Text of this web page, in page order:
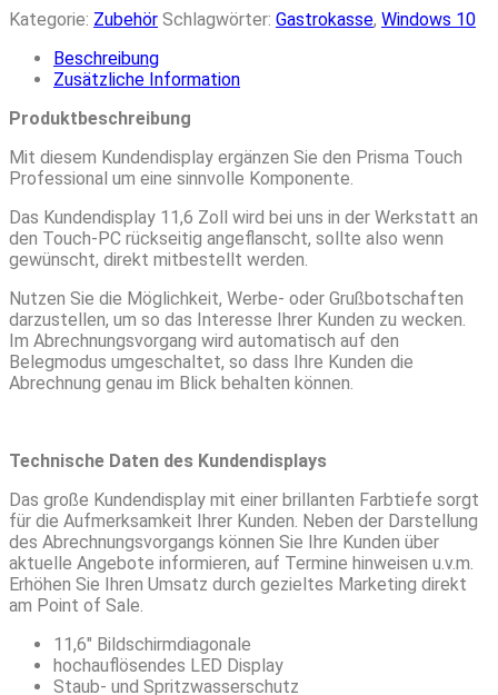
Kategorie: Zubehör Schlagwörter: Gastrokasse, Windows 10
Beschreibung
Zusätzliche Information
Produktbeschreibung
Mit diesem Kundendisplay ergänzen Sie den Prisma Touch
Professional um eine sinnvolle Komponente.
Das Kundendisplay 11,6 Zoll wird bei uns in der Werkstatt an
den Touch-PC rückseitig angeflanscht, sollte also wenn
gewünscht, direkt mitbestellt werden.
Nutzen Sie die Möglichkeit, Werbe- oder Grußbotschaften
darzustellen, um so das Interesse Ihrer Kunden zu wecken.
Im Abrechnungsvorgang wird automatisch auf den
Belegmodus umgeschaltet, so dass Ihre Kunden die
Abrechnung genau im Blick behalten können.
Technische Daten des Kundendisplays
Das große Kundendisplay mit einer brillanten Farbtiefe sorgt
für die Aufmerksamkeit Ihrer Kunden. Neben der Darstellung
des Abrechnungsvorgangs können Sie Ihre Kunden über
aktuelle Angebote informieren, auf Termine hinweisen u.v.m.
Erhöhen Sie Ihren Umsatz durch gezieltes Marketing direkt
am Point of Sale.
11,6″ Bildschirmdiagonale
hochauflösendes LED Display
Staub- und Spritzwasserschutz